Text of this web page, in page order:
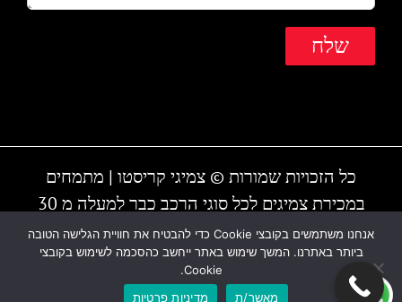
כל הזכויות שמורות © צמיגי קריסטו | מתמחים
במכירת צמיגים לכל סוגי הרכב כבר למעלה מ 30
שנה | המקום עובד גם בשבת | חייגו - 1-700-700-
810 או 03-6838895
אנחנו משתמשים בקובצי Cookie כדי להבטיח את חוויית הגלישה הטובה
ביותר באתרנו. המשך שימוש באתר ייחשב כהסכמה לשימוש בקובצי
Cookie.
מאשר/ת
מדיניות פרטיות